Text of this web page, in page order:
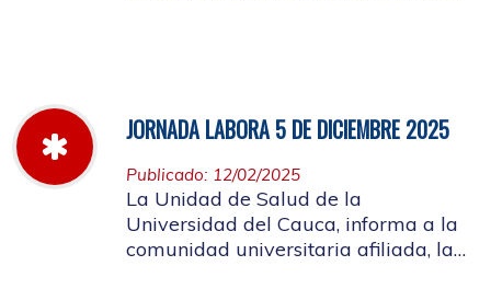
JORNADA LABORA 5 DE DICIEMBRE 2025
Publicado: 12/02/2025
La Unidad de Salud de la
Universidad del Cauca, informa a la
comunidad universitaria afiliada, la